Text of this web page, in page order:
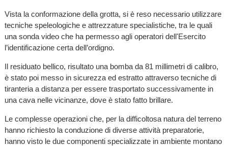
Vista la conformazione della grotta, si è reso necessario utilizzare
tecniche speleologiche e attrezzature specialistiche, tra le quali
una sonda video che ha permesso agli operatori dell'Esercito
l’identificazione certa dell’ordigno.
Il residuato bellico, risultato una bomba da 81 millimetri di calibro,
è stato poi messo in sicurezza ed estratto attraverso tecniche di
tiranteria a distanza per essere trasportato successivamente in
una cava nelle vicinanze, dove è stato fatto brillare.
Le complesse operazioni che, per la difficoltosa natura del terreno
hanno richiesto la conduzione di diverse attività preparatorie,
hanno visto le due componenti specializzate in ambiente montano